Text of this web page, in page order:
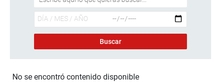
No se encontró contenido disponible